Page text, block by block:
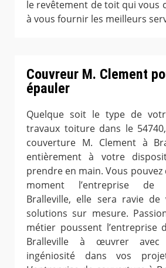
le revêtement de toit qui vous
à vous fournir les meilleurs
Couvreur M. Clement
épauler
Quelque soit le type de
travaux toiture dans le
couverture M. Clement à
entièrement à votre
prendre en main. Vous
moment l’entreprise de
Bralleville, elle sera ravie
solutions sur mesure.
métier poussent l’entreprise
Bralleville à œuvrer
ingéniosité dans vos